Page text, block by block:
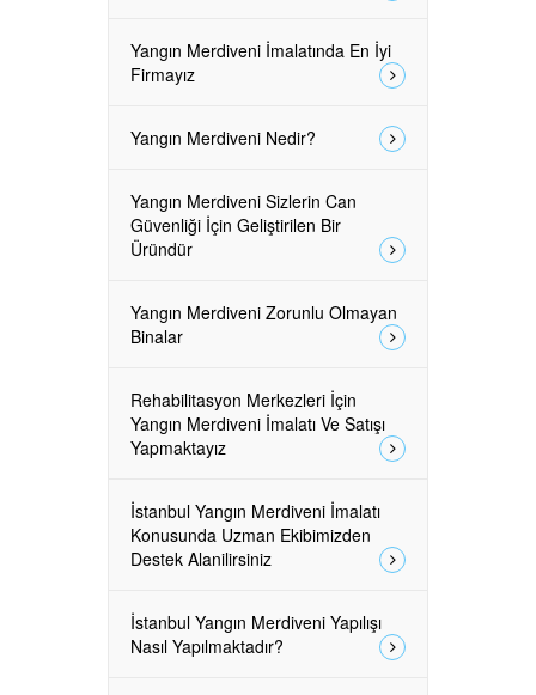
Yangın Merdiveni İmalatında En İyi
Firmayız
Yangın Merdiveni Nedir?
Yangın Merdiveni Sizlerin Can
Güvenliği İçin Geliştirilen Bir
Üründür
Yangın Merdiveni Zorunlu Olmayan
Binalar
Rehabilitasyon Merkezleri İçin
Yangın Merdiveni İmalatı Ve Satışı
Yapmaktayız
İstanbul Yangın Merdiveni İmalatı
Konusunda Uzman Ekibimizden
Destek Alanilirsiniz
İstanbul Yangın Merdiveni Yapılışı
Nasıl Yapılmaktadır?